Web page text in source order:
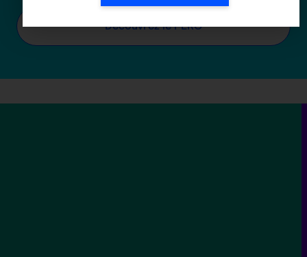
Découvrez le PERO